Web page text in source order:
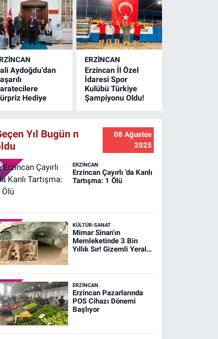
artırmak ve
modern bir
için
çalışmalarını
Aydoğdu’dan
Hediye
ERZINCAN
Erzincan İl Özel
İdaresi Spor
Kulübü Türkiye
Şampiyonu Oldu!
Yıl Bugün n
08 Ağustos
2025
ERZINCAN
Erzincan Çayırlı ’da Kanlı
Tartışma: 1 Ölü
KÜLTÜR-SANAT
Mimar Sinan’ın
Memleketinde 3 Bin
Yıllık Sır! Gizemli Yeraltı
ERZINCAN
Erzincan Pazarlarında
POS Cihazı Dönemi
Başlıyor